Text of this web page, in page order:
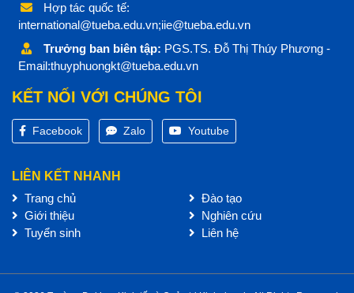
Hợp tác quốc tế:
international@tueba.edu.vn;iie@tueba.edu.vn
Trưởng ban biên tập: PGS.TS. Đỗ Thị Thúy Phương -
Email:thuyphuongkt@tueba.edu.vn
KẾT NỐI VỚI CHÚNG TÔI
Facebook Zalo Youtube
LIÊN KẾT NHANH
Trang chủ
Giới thiệu
Tuyển sinh
Đào tạo
Nghiên cứu
Liên hệ